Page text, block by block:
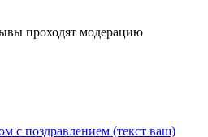
проходят модерацию